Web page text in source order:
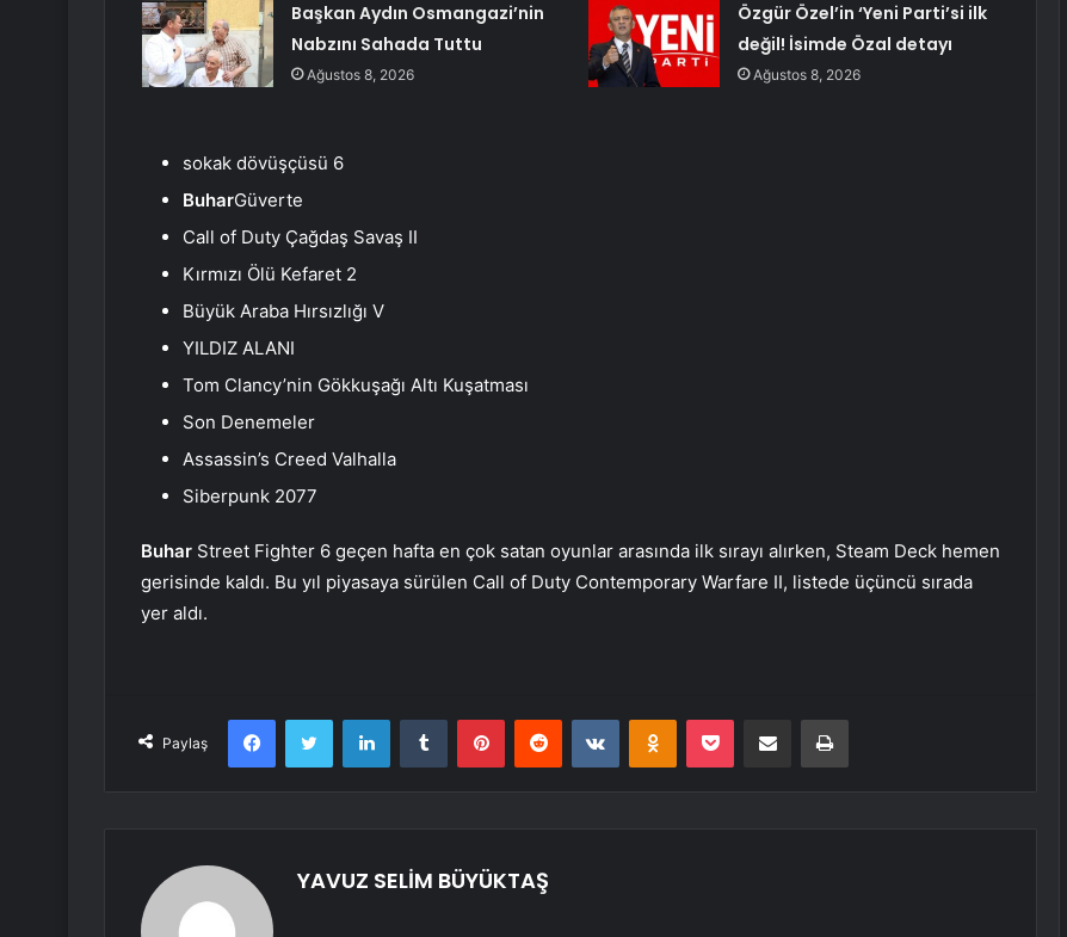
Başkan Aydın Osmangazi’nin
Nabzını Sahada Tuttu
Ağustos 8, 2026
Özgür Özel’in ‘Yeni Parti’si ilk
değil! İsimde Özal detayı
Ağustos 8, 2026
sokak dövüşçüsü 6
BuharGüverte
Call of Duty Çağdaş Savaş II
Kırmızı Ölü Kefaret 2
Büyük Araba Hırsızlığı V
YILDIZ ALANI
Tom Clancy’nin Gökkuşağı Altı Kuşatması
Son Denemeler
Assassin’s Creed Valhalla
Siberpunk 2077
Buhar Street Fighter 6 geçen hafta en çok satan oyunlar arasında ilk sırayı alırken, Steam Deck hemen
gerisinde kaldı. Bu yıl piyasaya sürülen Call of Duty Contemporary Warfare II, listede üçüncü sırada
yer aldı.
Paylaş
FacebookTwitter LinkedInTumblr PinterestReddit VKontakteOdnoklassniki
Pocket E-Posta ile paylaş Yazdır
YAVUZ SELİM BÜYÜKTAŞ